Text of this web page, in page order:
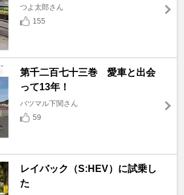
つよ太郎さん
155
第千二百七十三巻 愛車と出会
って13年！
バツマル下関さん
59
レイバック（S:HEV）に試乗し
た